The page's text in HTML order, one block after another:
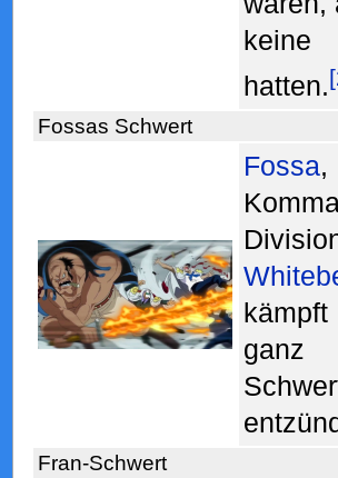
keine
hatten.
Fossas Schwert
Fossa
ganz
Fran-Schwert